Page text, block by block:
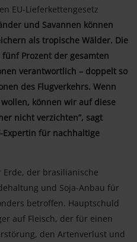
EU-Lieferkettengesetz
und Savannen können
als tropische Wälder. Die
Prozent der gesamten
verantwortlich – doppelt so
des Flugverkehrs. Wenn
können wir auf diese
nicht verzichten”, sagt
Expertin für nachhaltige
Erde, der brasilianische
und Soja-Anbau für
betroffen. Hauptschuld
auf Fleisch, der für einen
den Artenverlust und